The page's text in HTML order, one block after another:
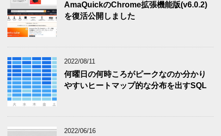
AmaQuickのChrome拡張機能版(v6.0.2)
を復活公開しました
2022/08/11
何曜日の何時ころがピークなのか分かり
やすいヒートマップ的な分布を出すSQL
2022/06/16